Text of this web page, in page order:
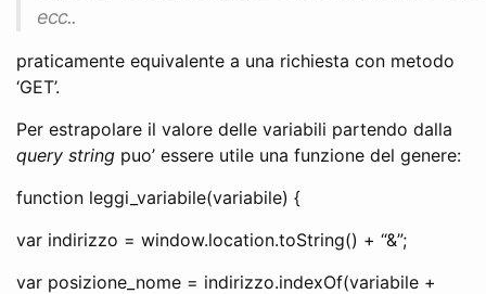
ecc..
praticamente equivalente a una richiesta con metodo
‘GET’.
Per estrapolare il valore delle variabili partendo dalla
query string puo’ essere utile una funzione del genere:
function leggi_variabile(variabile) {
var indirizzo = window.location.toString() + “&”;
var posizione_nome = indirizzo.indexOf(variabile +